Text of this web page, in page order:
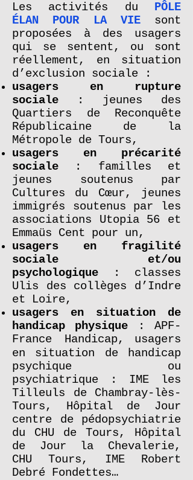
Les activités du PÔLE
ÉLAN POUR LA VIEsont
proposées à des usagers
qui se sentent, ou sont
réellement, en situation
d’exclusion sociale :
usagers en rupture
sociale : jeunes des
Quartiers de Reconquête
Républicaine de la
Métropole de Tours,
usagers en précarité
sociale : familles et
jeunes soutenus par
Cultures du Cœur, jeunes
immigrés soutenus par les
associations Utopia 56 et
Emmaüs Cent pour un,
usagers en fragilité
sociale et/ou
psychologique : classes
Ulis des collèges d’Indre
et Loire,
usagers en situation de
handicap physique : APF-
France Handicap,
usagers
en situation de handicap
psychique ou
psychiatrique : IME les
Tilleuls de Chambray-lès-
Tours, Hôpital de Jour
centre de pédopsychiatrie
du CHU de Tours, Hôpital
de Jour la Chevalerie,
CHU Tours, IME Robert
Debré Fondettes…